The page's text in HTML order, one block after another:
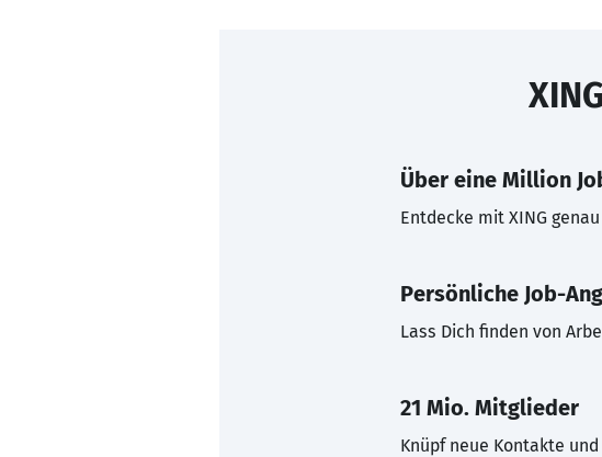
Über eine Million
Entdecke mit XING
Persönliche Job-
Lass Dich finden von
21 Mio. Mitglieder
Knüpf neue Kontakte